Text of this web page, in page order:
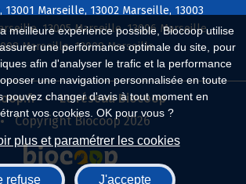
meilleure expérience possible, Biocoop utilise
une performance optimale du site, pour
afin d'analyser le trafic et la performance
une navigation personnalisée en toute
pouvez changer d'avis à tout moment en
vos cookies. OK pour vous ?
plus et paramétrer les cookies
refuse J'accepte
13001 Marseille, 13002 Marseille, 13003
13005 Marseille, 13006 Marseille,
Marseille, 13009 Marseille
Le réseau Biocoop
Copyright Biocoop 2026